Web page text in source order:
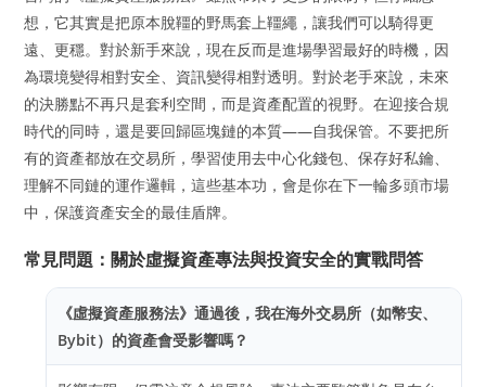
想，它其實是把原本脫韁的野馬套上韁繩，讓我們可以騎得更
遠、更穩。對於新手來說，現在反而是進場學習最好的時機，因
為環境變得相對安全、資訊變得相對透明。對於老手來說，未來
的決勝點不再只是套利空間，而是資產配置的視野。在迎接合規
時代的同時，還是要回歸區塊鏈的本質——自我保管。不要把所
有的資產都放在交易所，學習使用去中心化錢包、保存好私鑰、
理解不同鏈的運作邏輯，這些基本功，會是你在下一輪多頭市場
中，保護資產安全的最佳盾牌。
常見問題：關於虛擬資產專法與投資安全的實戰問答
《虛擬資產服務法》通過後，我在海外交易所（如幣安、
Bybit）的資產會受影響嗎？